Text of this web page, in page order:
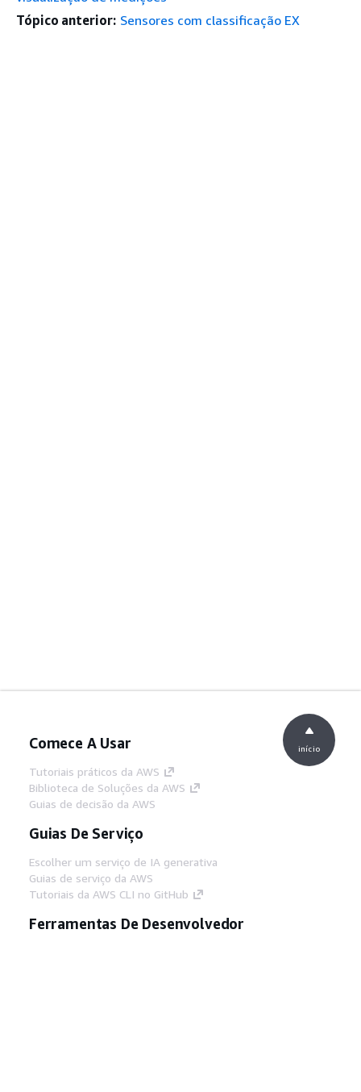
Tópico anterior: Sensores com classificação EX
Comece A Usar
Tutoriais práticos da AWS
Biblioteca de Soluções da AWS
Guias de decisão da AWS
Guias De Serviço
Escolher um serviço de IA generativa
Guias de serviço da AWS
Tutoriais da AWS CLI no GitHub
Ferramentas De Desenvolvedor
início